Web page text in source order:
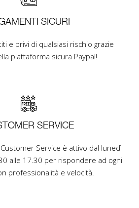
SICURI
e privi di qualsiasi rischio grazie
piattaforma sicura Paypal!
SERVICE
Service è attivo dal lunedì
alle 17.30 per rispondere ad ogni
professionalità e velocità.